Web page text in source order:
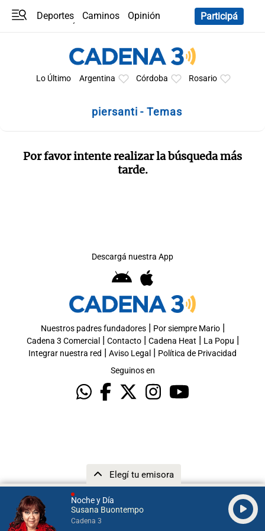
Noche y Día
Susana Buontempo
Cadena 3
Elegí tu emisora
Deportes Caminos
Opinión
Participá
Lo Último Argentina Córdoba Rosario
piersanti - Temas
Por favor intente realizar la búsqueda más
tarde.
Descargá nuestra App
Nuestros padres fundadores| Por siempre Mario|
Cadena 3 Comercial | Contacto| Cadena Heat | La Popu |
Integrar nuestra red | Aviso Legal | Política de Privacidad
Seguinos en